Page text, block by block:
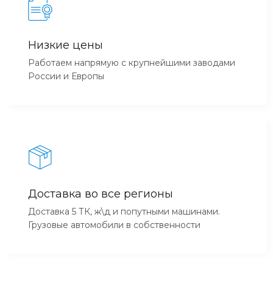
Низкие цены
Работаем напрямую с крупнейшими заводами
России и Европы
Доставка во все регионы
Доставка 5 ТК, ж\д и попутными машинами.
Грузовые автомобили в собственности